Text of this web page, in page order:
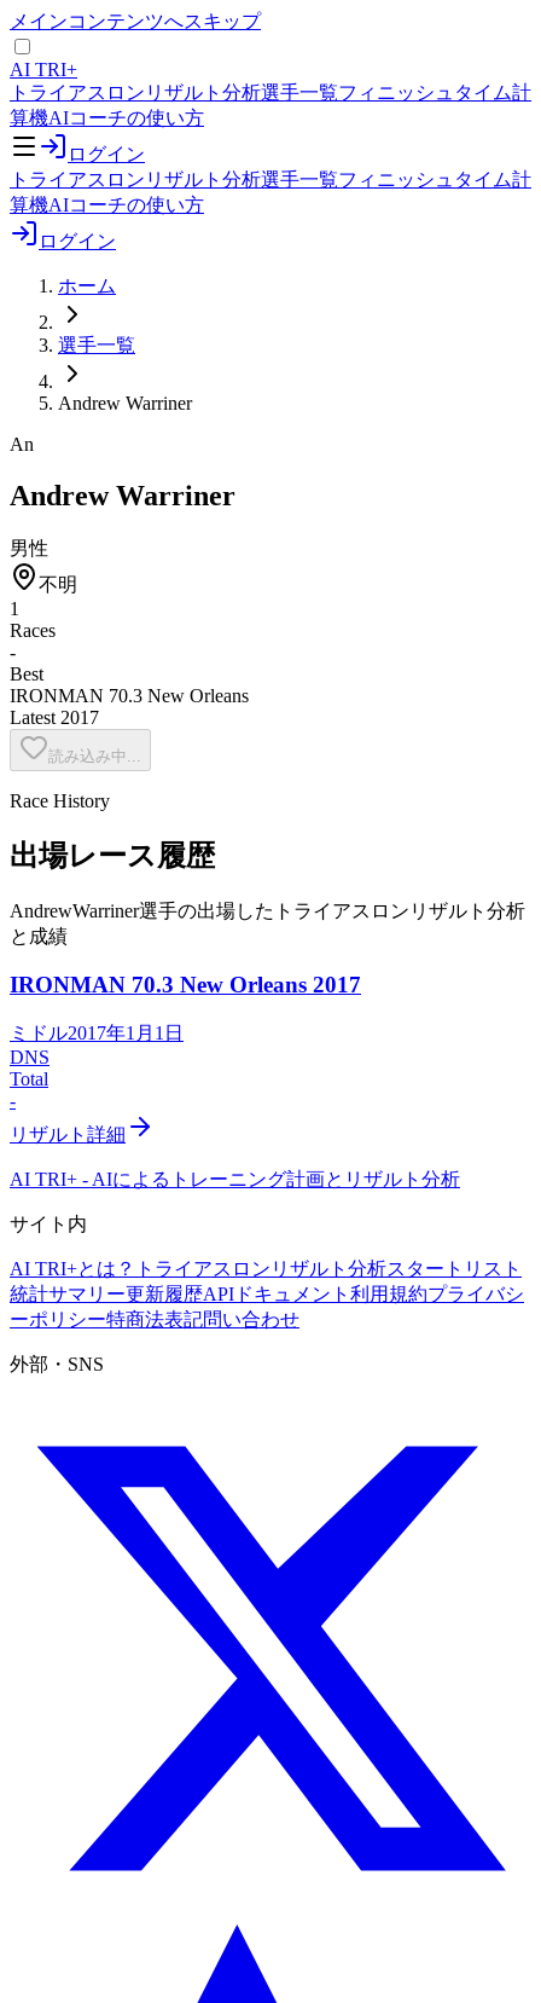
メインコンテンツへスキップ
AI TRI+
トライアスロンリザルト分析選手一覧フィニッシュタイム計
算機AIコーチの使い方
ログイン
トライアスロンリザルト分析選手一覧フィニッシュタイム計
算機AIコーチの使い方
ログイン
ホーム
選手一覧
Andrew Warriner
An
Andrew Warriner
男性
不明
1
Races
-
Best
IRONMAN 70.3 New Orleans
Latest 2017
読み込み中...
Race History
出場レース履歴
AndrewWarriner選手の出場したトライアスロンリザルト分析
と成績
IRONMAN 70.3 New Orleans 2017
ミドル2017年1月1日
DNS
Total
-
リザルト詳細
AI TRI+ - AIによるトレーニング計画とリザルト分析
サイト内
AI TRI+とは？ トライアスロンリザルト分析スタートリスト
統計サマリー更新履歴APIドキュメント 利用規約プライバシ
ーポリシー特商法表記問い合わせ
外部・SNS